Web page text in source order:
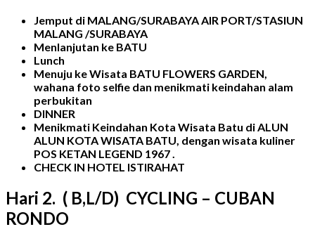
Jemput di MALANG/SURABAYA AIR PORT/STASIUN
MALANG /SURABAYA
Menlanjutan ke BATU
Lunch
Menuju keWisata BATU FLOWERS GARDEN,
wahana foto selfie dan menikmati keindahan alam
perbukitan
DINNER
Menikmati Keindahan Kota Wisata Batu di ALUN
ALUN KOTA WISATA BATU, dengan wisata kuliner
POS KETAN LEGEND 1967
CHECK IN HOTEL ISTIRAHAT
Hari 2. ( B,L/D) CYCLING – CUBAN
RONDO